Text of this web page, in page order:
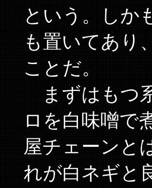
という。しか
も置いてあり
ことだ。
まずはもつ
ロを白味噌で
屋チェーンと
れが白ネギと